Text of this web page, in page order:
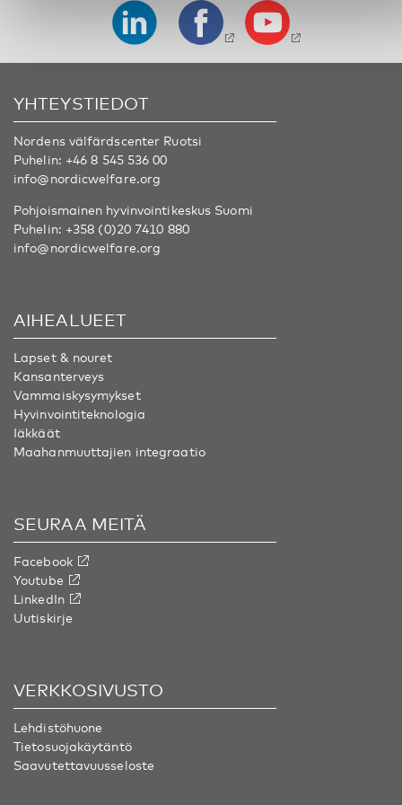
YHTEYSTIEDOT
Nordens välfärdscenter Ruotsi
Puhelin: +46 8 545 536 00
info@nordicwelfare.org
Pohjoismainen hyvinvointikeskus Suomi
Puhelin: +358 (0)20 7410 880
info@nordicwelfare.org
AIHEALUEET
Lapset & nouret
Kansanterveys
Vammaiskysymykset
Hyvinvointiteknologia
Iäkkäät
Maahanmuuttajien integraatio
SEURAA MEITÄ
Facebook
Youtube
LinkedIn
Uutiskirje
VERKKOSIVUSTO
Lehdistöhuone
Tietosuojakäytäntö
Saavutettavuusseloste